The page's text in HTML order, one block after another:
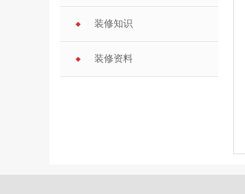
装修知识
装修资料